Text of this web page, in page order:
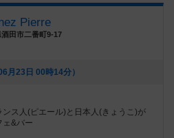
Pierre
酒田市二番町9-17
月23日 00時14分）
ス人(ピエール)と日本人(きょうこ)が
ェ&バー